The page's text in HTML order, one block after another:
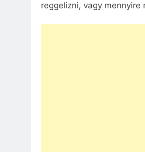
reggelizni, vagy